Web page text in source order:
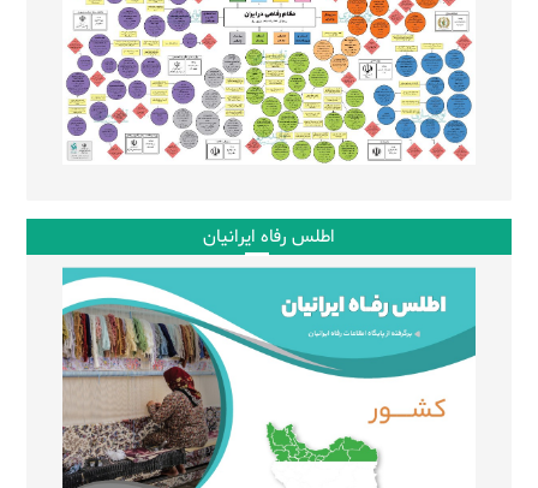
اطلس رفاه ایرانیان